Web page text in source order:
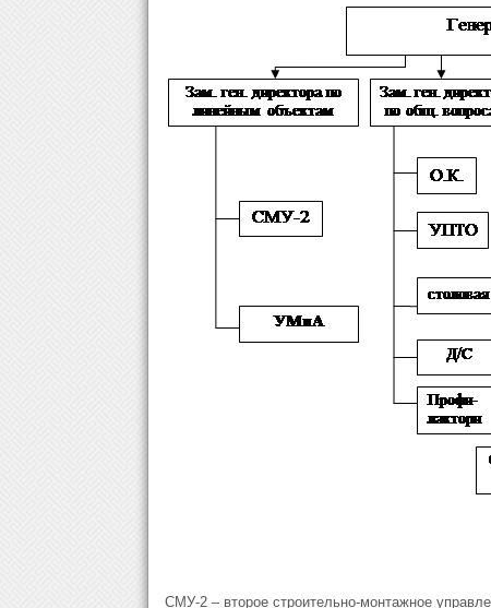
СМУ-2 – второе строительно-монтажное